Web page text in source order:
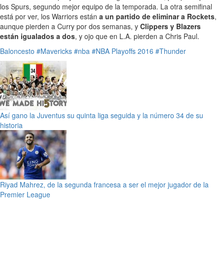
los Spurs, segundo mejor equipo de la temporada. La otra semifinal
está por ver, los Warriors están a un partido de eliminar a Rockets,
aunque pierden a Curry por dos semanas, y Clippers y Blazers
están igualados a dos, y ojo que en L.A. pierden a Chris Paul.
Baloncesto #Mavericks #nba #NBA Playoffs 2016 #Thunder
Así gano la Juventus su quinta liga seguida y la número 34 de su
historia
Riyad Mahrez, de la segunda francesa a ser el mejor jugador de la
Premier League